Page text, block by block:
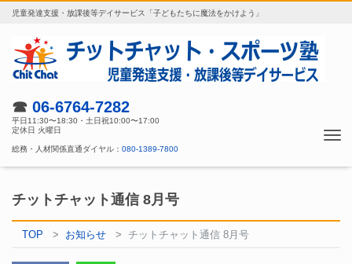
児童発達支援・放課後等デイサービス「子どもたちに魔法をかけよう」
☎ 06-6764-7282
平日11:30〜18:30・土日祝10:00〜17:00
定休日 火曜日
総務・人材関係直通ダイヤル： 080-1389-7800
チットチャット通信 8月号
TOP お知らせ チットチャット通信 8月号